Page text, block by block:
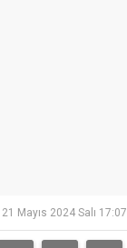
21 Mayıs 2024 Salı 17:07